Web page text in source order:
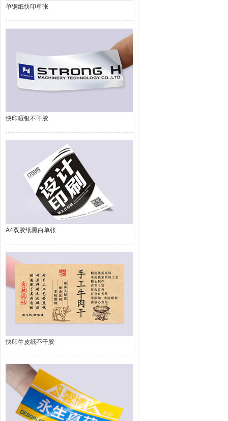
单铜纸快印单张
快印哑银不干胶
A4双胶纸黑白单张
快印牛皮纸不干胶